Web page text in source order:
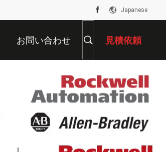
Japanese
お問い合わせ 見積依頼